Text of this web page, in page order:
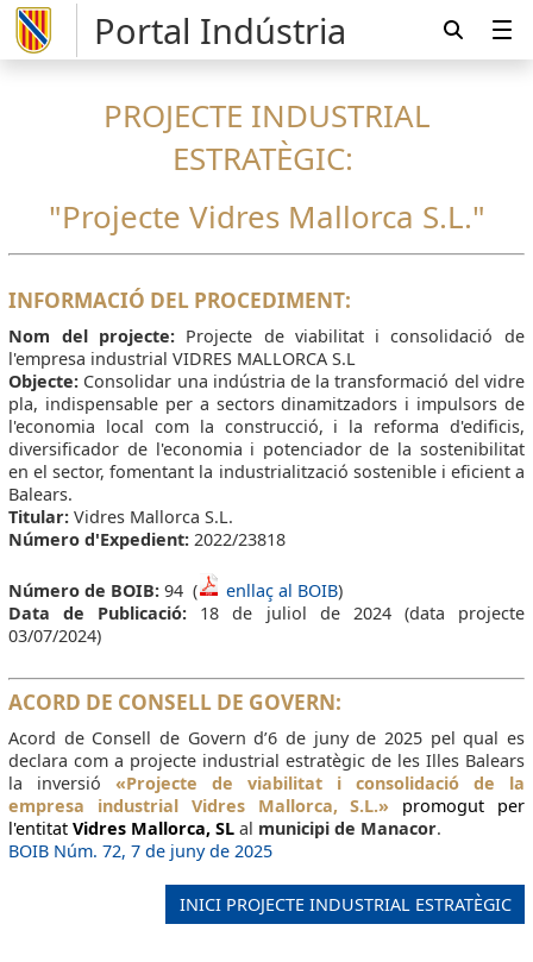
Portal Indústria
PROJECTE INDUSTRIAL
ESTRATÈGIC:
"Projecte Vidres Mallorca S.L."
INFORMACIÓ DEL PROCEDIMENT:
Nom del projecte: Projecte de viabilitat i consolidació de
l'empresa industrial VIDRES MALLORCA S.L
Objecte: Consolidar una indústria de la transformació del vidre
pla, indispensable per a sectors dinamitzadors i impulsors de
l'economia local com la construcció, i la reforma d'edificis,
diversificador de l'economia i potenciador de la sostenibilitat
en el sector, fomentant la industrialització sostenible i eficient a
Balears.
Titular: Vidres Mallorca S.L.
Número d'Expedient: 2022/23818
Número de BOIB: 94 ( enllaç al BOIB)
Data de Publicació: 18 de juliol de 2024 (data projecte
03/07/2024)
ACORD DE CONSELL DE GOVERN:
Acord de Consell de Govern d’6 de juny de 2025 pel qual es
declara com a projecte industrial estratègic de les Illes Balears
la inversió«Projecte de viabilitat i consolidació de la
empresa industrial Vidres Mallorca, S.L.» promogut per
l'entitatVidres Mallorca, SL al municipi de Manacor.
BOIB Núm. 72, 7 de juny de 2025
INICI PROJECTE INDUSTRIAL ESTRATÈGIC